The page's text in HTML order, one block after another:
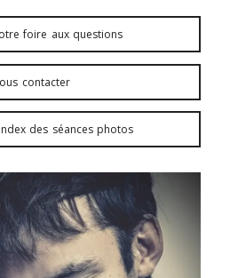
foire aux questions
contacter
des séances photos